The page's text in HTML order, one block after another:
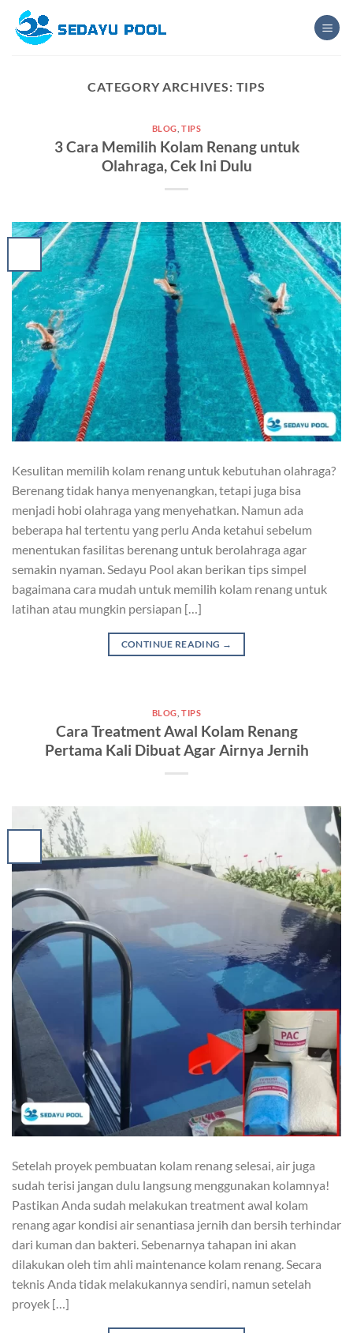
content
CATEGORY ARCHIVES: TIPS
BLOG ,TIPS
3 Cara Memilih Kolam Renang untuk
Olahraga, Cek Ini Dulu
Kesulitan memilih kolam renang untuk kebutuhan olahraga?
Berenang tidak hanya menyenangkan, tetapi juga bisa
menjadi hobi olahraga yang menyehatkan. Namun ada
beberapa hal tertentu yang perlu Anda ketahui sebelum
menentukan fasilitas berenang untuk berolahraga agar
semakin nyaman. Sedayu Pool akan berikan tips simpel
bagaimana cara mudah untuk memilih kolam renang untuk
latihan atau mungkin persiapan […]
CONTINUE READING →
BLOG ,TIPS
Cara Treatment Awal Kolam Renang
Pertama Kali Dibuat Agar Airnya Jernih
Setelah proyek pembuatan kolam renang selesai, air juga
sudah terisi jangan dulu langsung menggunakan kolamnya!
Pastikan Anda sudah melakukan treatment awal kolam
renang agar kondisi air senantiasa jernih dan bersih terhindar
dari kuman dan bakteri. Sebenarnya tahapan ini akan
dilakukan oleh tim ahli maintenance kolam renang. Secara
teknis Anda tidak melakukannya sendiri, namun setelah
proyek […]